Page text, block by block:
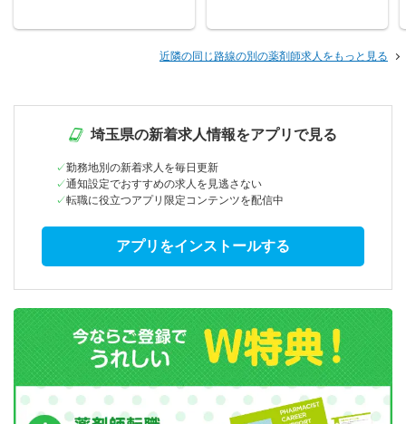
近隣の同じ路線の別の薬剤師求人をもっと見る
埼玉県の新着求人情報をアプリで見る
勤務地別の新着求人を毎日更新
通知設定でおすすめの求人を見逃さない
転職に役立つアプリ限定コンテンツを配信中
アプリをインストールする